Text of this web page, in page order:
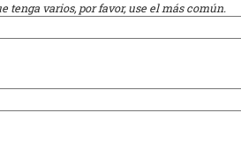
tenga varios, por favor, use el más común.